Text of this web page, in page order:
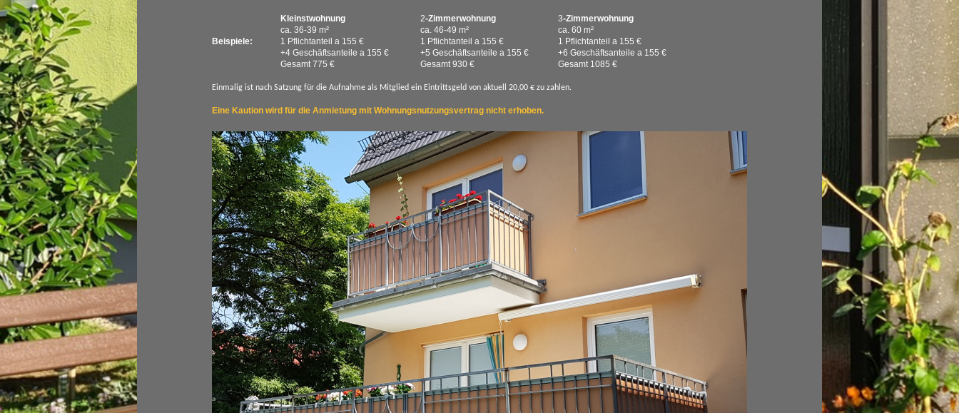
Beispiele:
Kleinstwohnung
ca. 36-39 m²
1 Pflichtanteil a 155 €
+4 Geschäftsanteile a 155 €
Gesamt 775 €
2-Zimmerwohnung
ca. 46-49 m²
1 Pflichtanteil a 155 €
+5 Geschäftsanteile a 155 €
Gesamt 930 €
3-Zimmerwohnung
ca. 60 m²
1 Pflichtanteil a 155 €
+6 Geschäftsanteile a 155 €
Gesamt 1085 €
Einmalig ist nach Satzung für die Aufnahme als Mitglied ein Eintrittsgeld von aktuell 20,00 € zu zahlen.
Eine Kaution wird für die Anmietung mit Wohnungsnutzungsvertrag nicht erhoben.